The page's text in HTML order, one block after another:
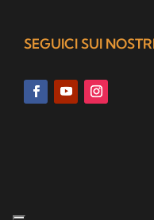
SEGUICI SUI